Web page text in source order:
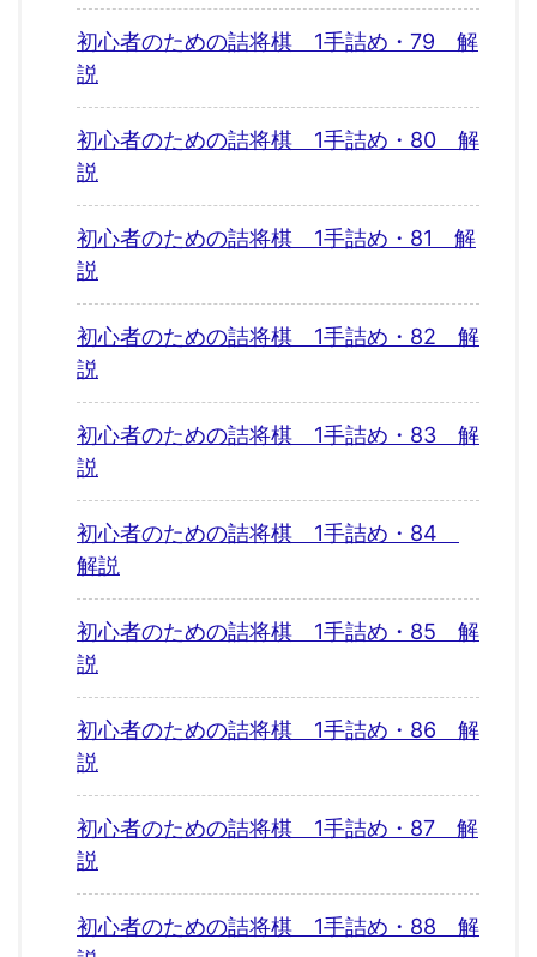
初心者のための詰将棋 1手詰め・79 解
説
初心者のための詰将棋 1手詰め・80 解
説
初心者のための詰将棋 1手詰め・81 解
説
初心者のための詰将棋 1手詰め・82 解
説
初心者のための詰将棋 1手詰め・83 解
説
初心者のための詰将棋 1手詰め・84
解説
初心者のための詰将棋 1手詰め・85 解
説
初心者のための詰将棋 1手詰め・86 解
説
初心者のための詰将棋 1手詰め・87 解
説
初心者のための詰将棋 1手詰め・88 解